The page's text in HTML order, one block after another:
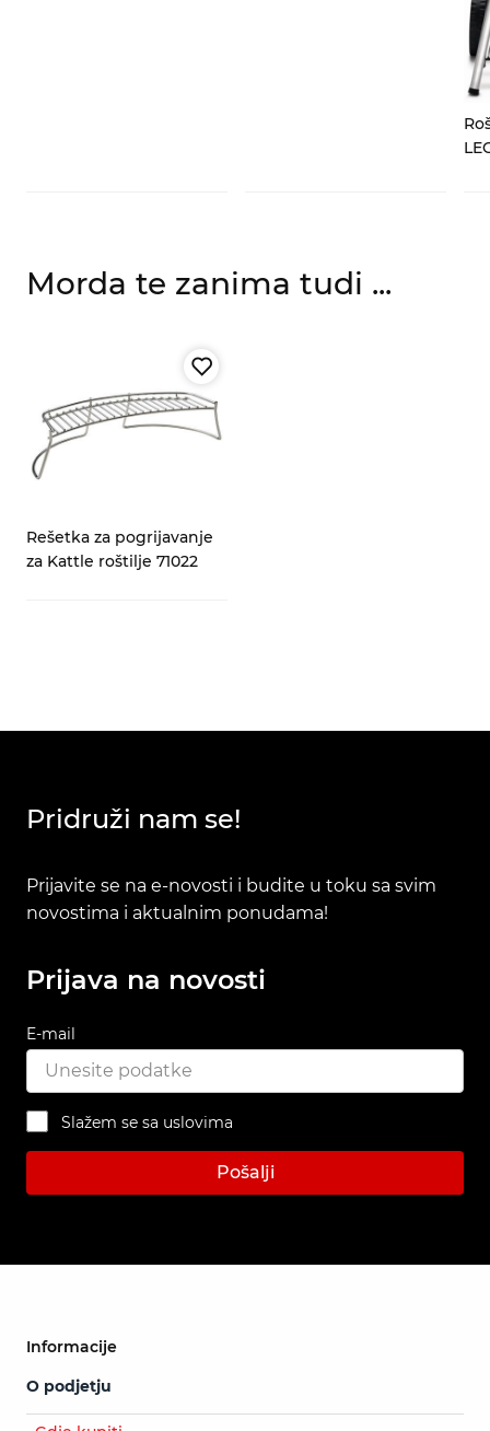
Morda te zanima tudi ...
Rešetka za pogrijavanje
za Kattle roštilje 71022
Pridruži nam se!
Prijavite se na e-novosti i budite u toku sa svim
novostima i aktualnim ponudama!
Prijava na novosti
E-mail
Slažem se sa uslovima
Pošalji
Informacije
O podjetju